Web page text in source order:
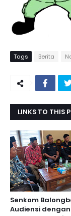
Tags Berita
LINKS TO THIS
Senkom
Audiensi